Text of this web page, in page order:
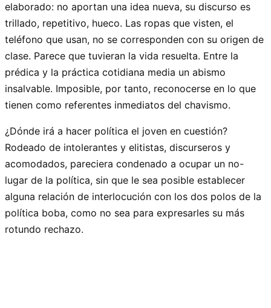
elaborado: no aportan una idea nueva, su discurso es
trillado, repetitivo, hueco. Las ropas que visten, el
teléfono que usan, no se corresponden con su origen de
clase. Parece que tuvieran la vida resuelta. Entre la
prédica y la práctica cotidiana media un abismo
insalvable. Imposible, por tanto, reconocerse en lo que
tienen como referentes inmediatos del chavismo.
¿Dónde irá a hacer política el joven en cuestión?
Rodeado de intolerantes y elitistas, discurseros y
acomodados, pareciera condenado a ocupar un no-
lugar de la política, sin que le sea posible establecer
alguna relación de interlocución con los dos polos de la
política boba, como no sea para expresarles su más
rotundo rechazo.